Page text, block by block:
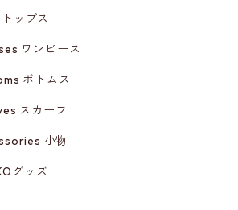
ップス
ワンピース
ボトムス
スカーフ
小物
グッズ